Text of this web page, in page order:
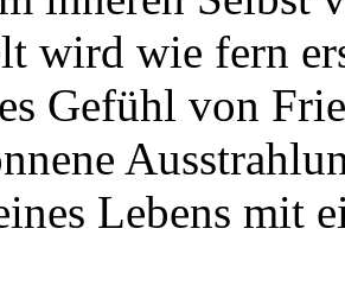
wird wie fern
Gefühl von
Lebens mit